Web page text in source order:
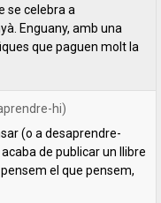
de publicar un llibre
el que pensem,
del caçador, de Rafael
de la novel·la
de Rafael Chirbes, a
Ambra Llibres (Av.